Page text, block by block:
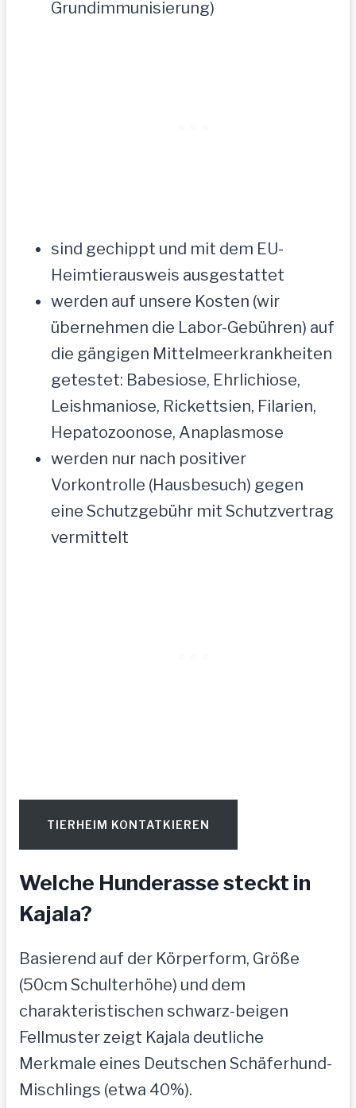
Grundimmunisierung)
sind gechippt und mit dem EU-
Heimtierausweis ausgestattet
werden auf unsere Kosten (wir
übernehmen die Labor-Gebühren) auf
die gängigen Mittelmeerkrankheiten
getestet: Babesiose, Ehrlichiose,
Leishmaniose, Rickettsien, Filarien,
Hepatozoonose, Anaplasmose
werden nur nach positiver
Vorkontrolle (Hausbesuch) gegen
eine Schutzgebühr mit Schutzvertrag
vermittelt
TIERHEIM KONTATKIEREN
Welche Hunderasse steckt in
Kajala?
Basierend auf der Körperform, Größe
(50cm Schulterhöhe) und dem
charakteristischen schwarz-beigen
Fellmuster zeigt Kajala deutliche
Merkmale eines Deutschen Schäferhund-
Mischlings (etwa 40%).